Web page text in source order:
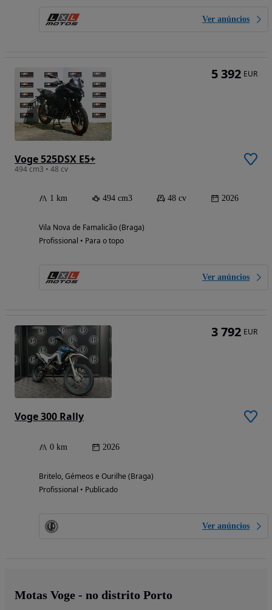
Ver anúncios
Voge 525DSX E5+
494 cm3 • 48 cv
1 km 494 cm3 48 cv 2026
Vila Nova de Famalicão (Braga)
Profissional • Para o topo
Ver anúncios
5 392 EUR
Voge 300 Rally
0 km 2026
Britelo, Gémeos e Ourilhe (Braga)
Profissional • Publicado
Ver anúncios
3 792 EUR
Motas Voge - no distrito Porto